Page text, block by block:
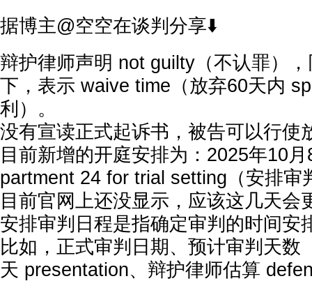
据博主@空空在谈判分享⬇️
辩护律师声明 not guilty（不认罪）
下，表示 waive time（放弃60天内
利）。
没有宣读正式起诉书，被告可以行使
目前新增的开庭安排为：2025年10
partment 24 for trial setting（安排审
目前官网上还没显示，应该这几天会
安排审判日程是指确定审判的时间安
比如，正式审判日期、预计审判天数
天 presentation、辩护律师估算